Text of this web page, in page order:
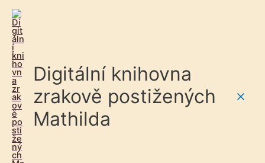
Digitální knihovna
zrakově postižených
Mathilda